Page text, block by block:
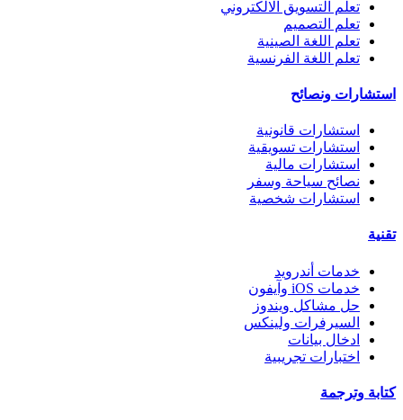
تعلم التسويق الالكتروني
تعلم التصميم
تعلم اللغة الصينية
تعلم اللغة الفرنسية
استشارات ونصائح
استشارات قانونية
استشارات تسويقية
استشارات مالية
نصائح سياحة وسفر
استشارات شخصية
تقنية
خدمات أندرويد
خدمات iOS وآيفون
حل مشاكل ويندوز
السيرفرات ولينكس
ادخال بيانات
اختبارات تجريبية
كتابة وترجمة